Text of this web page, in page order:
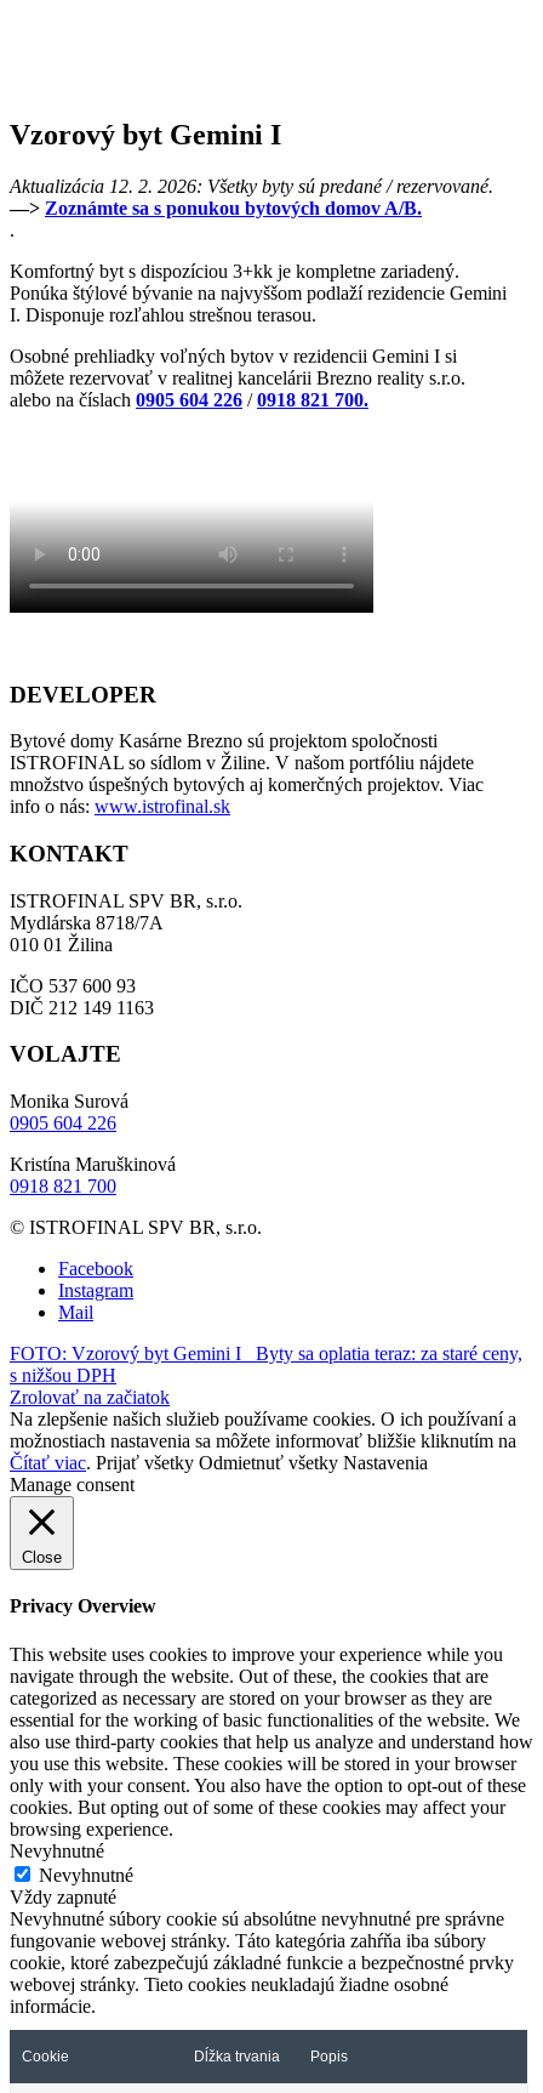
Vzorový byt Gemini I
Aktualizácia 12. 2. 2026: Všetky byty sú predané / rezervované.
—> Zoznámte sa s ponukou bytových domov A/B.
.
Komfortný byt s dispozíciou 3+kk je kompletne zariadený.
Ponúka štýlové bývanie na najvyššom podlaží rezidencie Gemini
I. Disponuje rozľahlou strešnou terasou.
Osobné prehliadky voľných bytov v rezidencii Gemini I si
môžete rezervovať v realitnej kancelárii Brezno reality s.r.o.
alebo na číslach 0905 604 226 /0918 821 700.
DEVELOPER
Bytové domy Kasárne Brezno sú projektom spoločnosti
ISTROFINAL so sídlom v Žiline. V našom portfóliu nájdete
množstvo úspešných bytových aj komerčných projektov. Viac
info o nás: www.istrofinal.sk
KONTAKT
ISTROFINAL SPV BR, s.r.o.
Mydlárska 8718/7A
010 01 Žilina
IČO 537 600 93
DIČ 212 149 1163
VOLAJTE
Monika Surová
0905 604 226
Kristína Maruškinová
0918 821 700
© ISTROFINAL SPV BR, s.r.o.
Facebook
Instagram
Mail
FOTO: Vzorový byt Gemini I
Byty sa oplatia teraz: za staré ceny,
s nižšou DPH
Zrolovať na začiatok
Na zlepšenie našich služieb používame cookies. O ich používaní a
možnostiach nastavenia sa môžete informovať bližšie kliknutím na
Čítať viac. Prijať všetky Odmietnuť všetky Nastavenia
Manage consent
Close
Privacy Overview
This website uses cookies to improve your experience while you
navigate through the website. Out of these, the cookies that are
categorized as necessary are stored on your browser as they are
essential for the working of basic functionalities of the website. We
also use third-party cookies that help us analyze and understand how
you use this website. These cookies will be stored in your browser
only with your consent. You also have the option to opt-out of these
cookies. But opting out of some of these cookies may affect your
browsing experience.
Nevyhnutné
Nevyhnutné
Vždy zapnuté
Nevyhnutné súbory cookie sú absolútne nevyhnutné pre správne
fungovanie webovej stránky. Táto kategória zahŕňa iba súbory
cookie, ktoré zabezpečujú základné funkcie a bezpečnostné prvky
webovej stránky. Tieto cookies neukladajú žiadne osobné
informácie.
Cookie Dĺžka trvania Popis